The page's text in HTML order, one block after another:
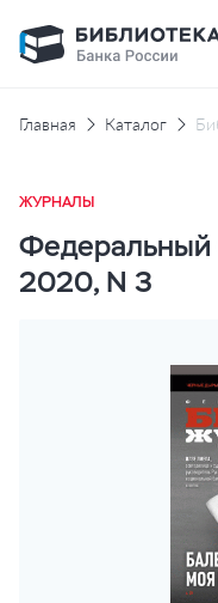
Главная Каталог
ЖУРНАЛЫ
Федеральный
2020, N 3